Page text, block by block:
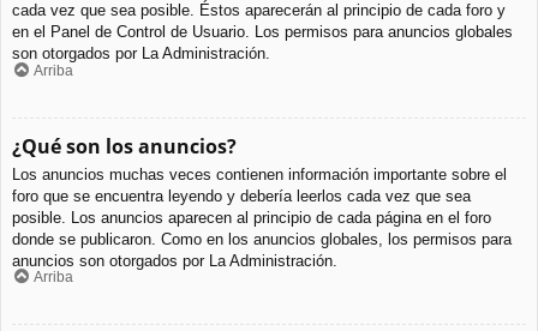
cada vez que sea posible. Éstos aparecerán al principio de cada foro y
en el Panel de Control de Usuario. Los permisos para anuncios globales
son otorgados por La Administración.
Arriba
¿Qué son los anuncios?
Los anuncios muchas veces contienen información importante sobre el
foro que se encuentra leyendo y debería leerlos cada vez que sea
posible. Los anuncios aparecen al principio de cada página en el foro
donde se publicaron. Como en los anuncios globales, los permisos para
anuncios son otorgados por La Administración.
Arriba